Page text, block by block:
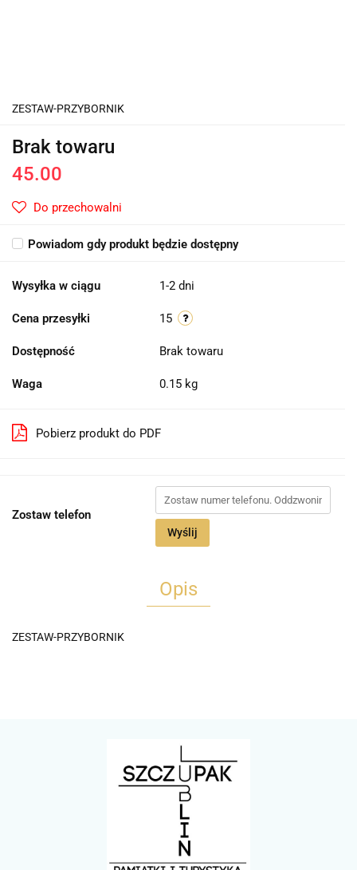
ZESTAW-PRZYBORNIK
Brak towaru
45.00
Do przechowalni
Powiadom gdy produkt będzie dostępny
Wysyłka w ciągu 1-2 dni
Cena przesyłki 15
Dostępność Brak towaru
Waga 0.15 kg
Pobierz produkt do PDF
Zostaw telefon
Wyślij
Opis
ZESTAW-PRZYBORNIK